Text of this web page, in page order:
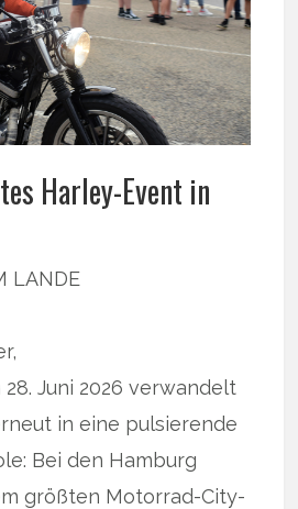
Harley-Event in
LANDE
28. Juni 2026 verwandelt
in eine pulsierende
Bei den Hamburg
größten Motorrad-City-